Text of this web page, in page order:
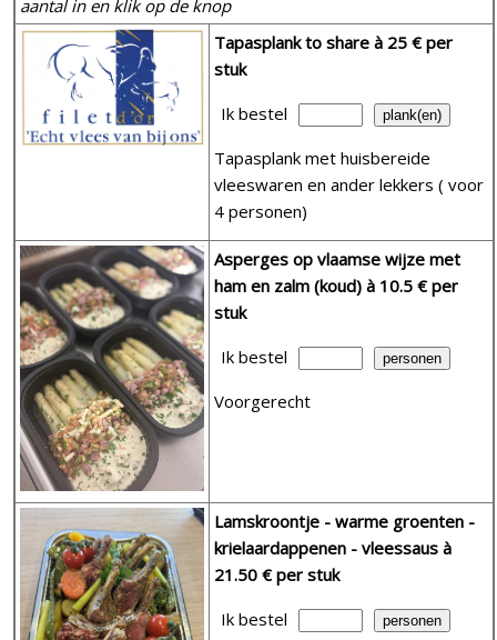
aantal in en klik op de knop
Tapasplank to share à 25 € per
stuk
Ik bestel
Tapasplank met huisbereide
vleeswaren en ander lekkers ( voor
4 personen)
Asperges op vlaamse wijze met
ham en zalm (koud) à 10.5 € per
stuk
Ik bestel
Voorgerecht
Lamskroontje - warme groenten -
krielaardappenen - vleessaus à
21.50 € per stuk
Ik bestel